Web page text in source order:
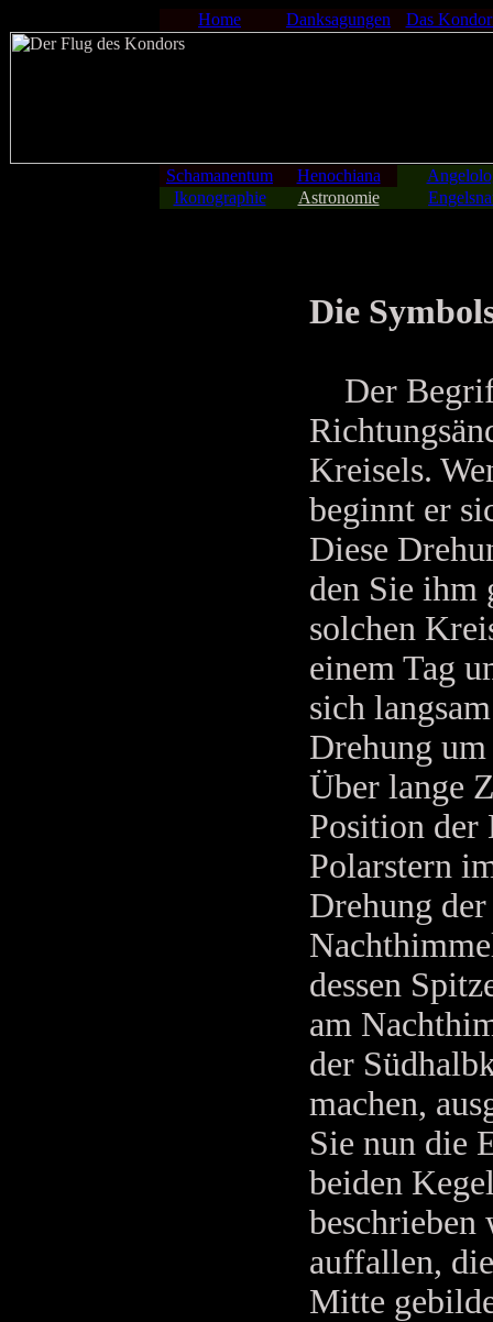
Home Danksagungen Das
Schamanentum Henochiana
Ikonographie
Astronomie
Die
Der
Kreisels.
beginnt er
Diese
den Sie ihm
solchen
einem Tag
sich
Drehung
Über lange
Position der
Polarstern
Drehung
dessen
am
der
machen,
Sie nun die
beiden
auffallen,
Mitte